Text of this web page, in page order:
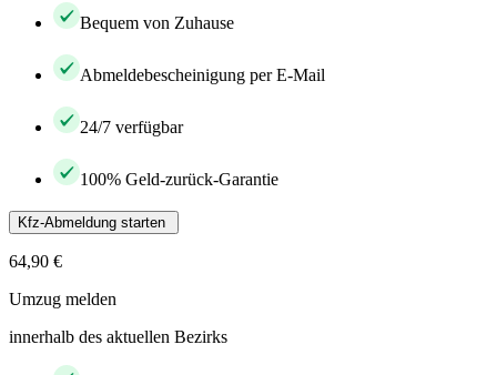
Bequem von Zuhause
Abmeldebescheinigung per E-Mail
24/7 verfügbar
100% Geld-zurück-Garantie
Kfz-Abmeldung starten
64,90 €
Umzug melden
innerhalb des aktuellen Bezirks